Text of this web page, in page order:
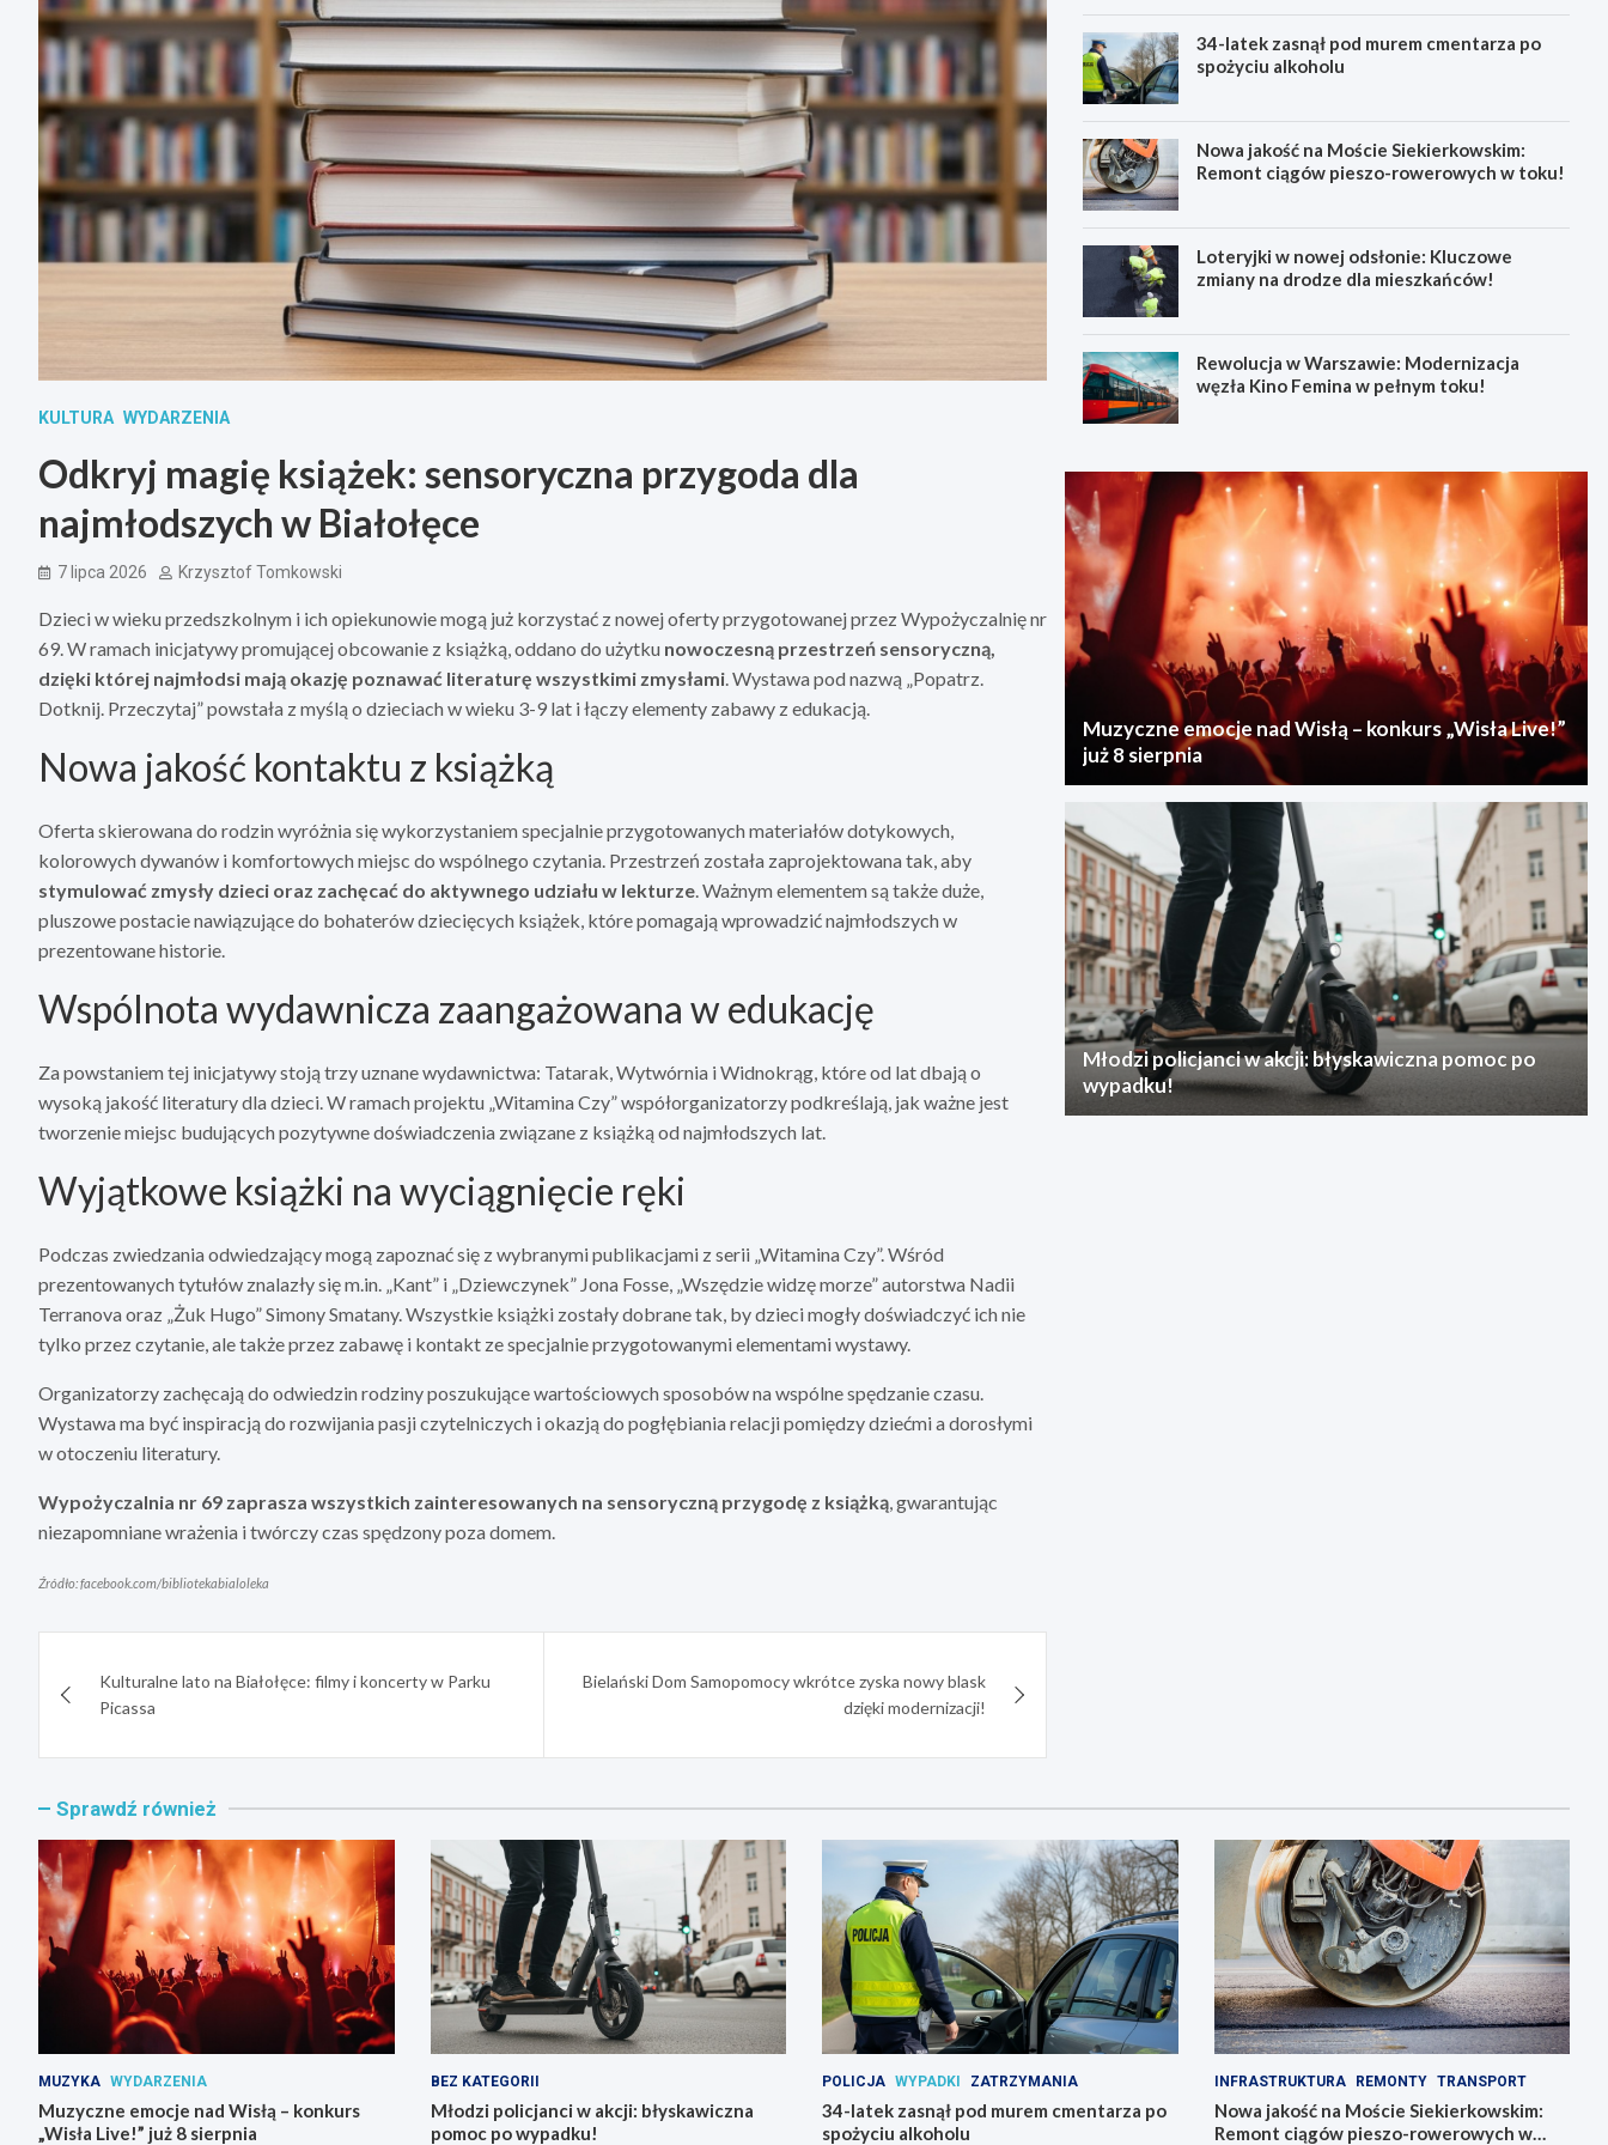
KULTURA WYDARZENIA
Odkryj magię książek: sensoryczna przygoda dla
najmłodszych w Białołęce
7 lipca 2026 Krzysztof Tomkowski
Dzieci w wieku przedszkolnym i ich opiekunowie mogą już korzystać z nowej oferty przygotowanej przez Wypożyczalnię nr
69. W ramach inicjatywy promującej obcowanie z książką, oddano do użytku nowoczesną przestrzeń sensoryczną,
dzięki której najmłodsi mają okazję poznawać literaturę wszystkimi zmysłami. Wystawa pod nazwą „Popatrz.
Dotknij. Przeczytaj” powstała z myślą o dzieciach w wieku 3-9 lat i łączy elementy zabawy z edukacją.
Nowa jakość kontaktu z książką
Oferta skierowana do rodzin wyróżnia się wykorzystaniem specjalnie przygotowanych materiałów dotykowych,
kolorowych dywanów i komfortowych miejsc do wspólnego czytania. Przestrzeń została zaprojektowana tak, aby
stymulować zmysły dzieci oraz zachęcać do aktywnego udziału w lekturze. Ważnym elementem są także duże,
pluszowe postacie nawiązujące do bohaterów dziecięcych książek, które pomagają wprowadzić najmłodszych w
prezentowane historie.
Wspólnota wydawnicza zaangażowana w edukację
Za powstaniem tej inicjatywy stoją trzy uznane wydawnictwa: Tatarak, Wytwórnia i Widnokrąg, które od lat dbają o
wysoką jakość literatury dla dzieci. W ramach projektu „Witamina Czy” współorganizatorzy podkreślają, jak ważne jest
tworzenie miejsc budujących pozytywne doświadczenia związane z książką od najmłodszych lat.
Wyjątkowe książki na wyciągnięcie ręki
Podczas zwiedzania odwiedzający mogą zapoznać się z wybranymi publikacjami z serii „Witamina Czy”. Wśród
prezentowanych tytułów znalazły się m.in. „Kant” i „Dziewczynek” Jona Fosse, „Wszędzie widzę morze” autorstwa Nadii
Terranova oraz „Żuk Hugo” Simony Smatany. Wszystkie książki zostały dobrane tak, by dzieci mogły doświadczyć ich nie
tylko przez czytanie, ale także przez zabawę i kontakt ze specjalnie przygotowanymi elementami wystawy.
Organizatorzy zachęcają do odwiedzin rodziny poszukujące wartościowych sposobów na wspólne spędzanie czasu.
Wystawa ma być inspiracją do rozwijania pasji czytelniczych i okazją do pogłębiania relacji pomiędzy dziećmi a dorosłymi
w otoczeniu literatury.
Wypożyczalnia nr 69 zaprasza wszystkich zainteresowanych na sensoryczną przygodę z książką, gwarantując
niezapomniane wrażenia i twórczy czas spędzony poza domem.
Źródło: facebook.com/bibliotekabialoleka
wpisuKulturalne lato na Białołęce: filmy i koncerty w Parku
Picassa
Bielański Dom Samopomocy wkrótce zyska nowy blask
dzięki modernizacji!
34-latek zasnął pod murem cmentarza po
spożyciu alkoholu
Nowa jakość na Moście Siekierkowskim:
Remont ciągów pieszo-rowerowych w toku!
Loteryjki w nowej odsłonie: Kluczowe
zmiany na drodze dla mieszkańców!
Rewolucja w Warszawie: Modernizacja
węzła Kino Femina w pełnym toku!
Muzyczne emocje nad Wisłą – konkurs „Wisła Live!”
już 8 sierpnia
Młodzi policjanci w akcji: błyskawiczna pomoc po
wypadku!
Sprawdź również
MUZYKA WYDARZENIA
Muzyczne emocje nad Wisłą – konkurs
„Wisła Live!” już 8 sierpnia
BEZ KATEGORII
Młodzi policjanci w akcji: błyskawiczna
pomoc po wypadku!
POLICJA WYPADKI ZATRZYMANIA
34-latek zasnął pod murem cmentarza po
spożyciu alkoholu
INFRASTRUKTURA REMONTY TRANSPORT
Nowa jakość na Moście Siekierkowskim:
Remont ciągów pieszo-rowerowych w